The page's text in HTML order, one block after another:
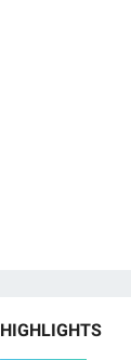
HIGHLIGHTS